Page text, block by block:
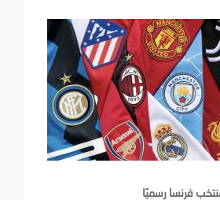
فرنسا رسميًا